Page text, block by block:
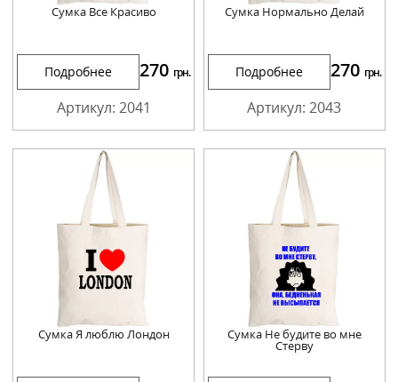
Сумка Все Красиво
Подробнее 270 грн.
Артикул: 2041
Сумка Нормально Делай
Подробнее 270 грн.
Артикул: 2043
Сумка Я люблю Лондон Сумка Не будите во мне
Стерву